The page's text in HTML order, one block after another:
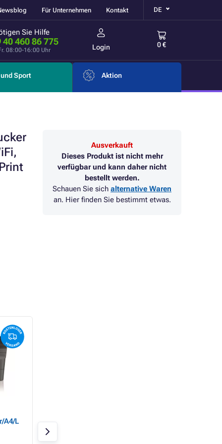
Für Unternehmen Kontakt DE
Sie Hilfe
40 460 86 775
08:00-16:00 Uhr Login 0 €
Sport Aktion
Ausverkauft
Dieses Produkt ist nicht mehr
verfügbar und kann daher nicht
bestellt werden.
Schauen Sie sich alternative Waren
an. Hier finden Sie bestimmt etwas.
A4/L
L2802DN/MF/Laser/A4/L
AN/USB